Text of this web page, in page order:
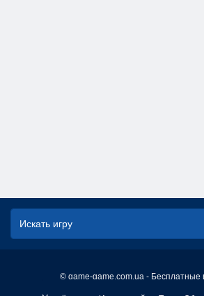
© game-game.com.ua - Бесплатные
English